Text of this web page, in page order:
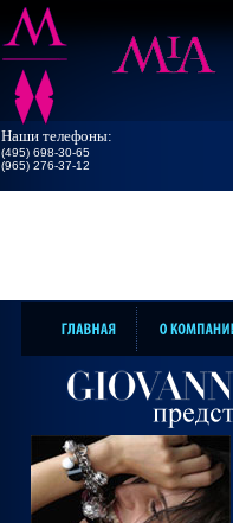
Наши телефоны:
(495) 698-30-65
(965) 276-37-12